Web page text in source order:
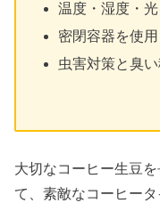
温度・湿度・
密閉容器を使
虫害対策と臭
大切なコーヒー生豆
て、素敵なコーヒー